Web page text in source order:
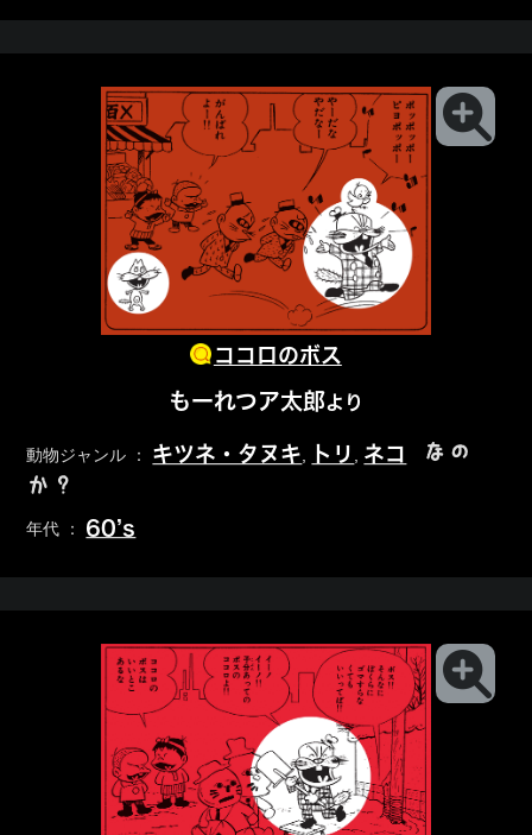
ココロのボス
もーれつア太郎より
動物ジャンル ： キツネ・タヌキ トリ ネコ
なの
か？
年代 ： 60’s